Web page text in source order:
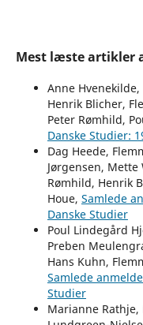
Mest læste artikler
Anne
Henrik Blicher,
Peter Rømhild,
Danske Studier:
Dag Heede,
Jørgensen, Mette
Rømhild, Henrik
Houe, Samlede
Danske Studier
Poul Lindegård
Preben
Hans Kuhn,
Samlede
Studier
Marianne Rathje,